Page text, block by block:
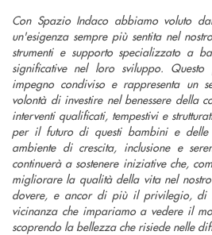
Con Spazio Indaco abbiamo voluto
un'esigenza sempre più sentita nel
strumenti e supporto specializzato a
significative nel loro sviluppo.
impegno condiviso e rappresenta un
volontà di investire nel benessere della
interventi qualificati, tempestivi e
per il futuro di questi bambini e
ambiente di crescita, inclusione e
continuerà a sostenere iniziative che,
migliorare la qualità della vita nel
dovere, e ancor di più il privilegio, di
vicinanza che impariamo a vedere il
scoprendo la bellezza che risiede nelle